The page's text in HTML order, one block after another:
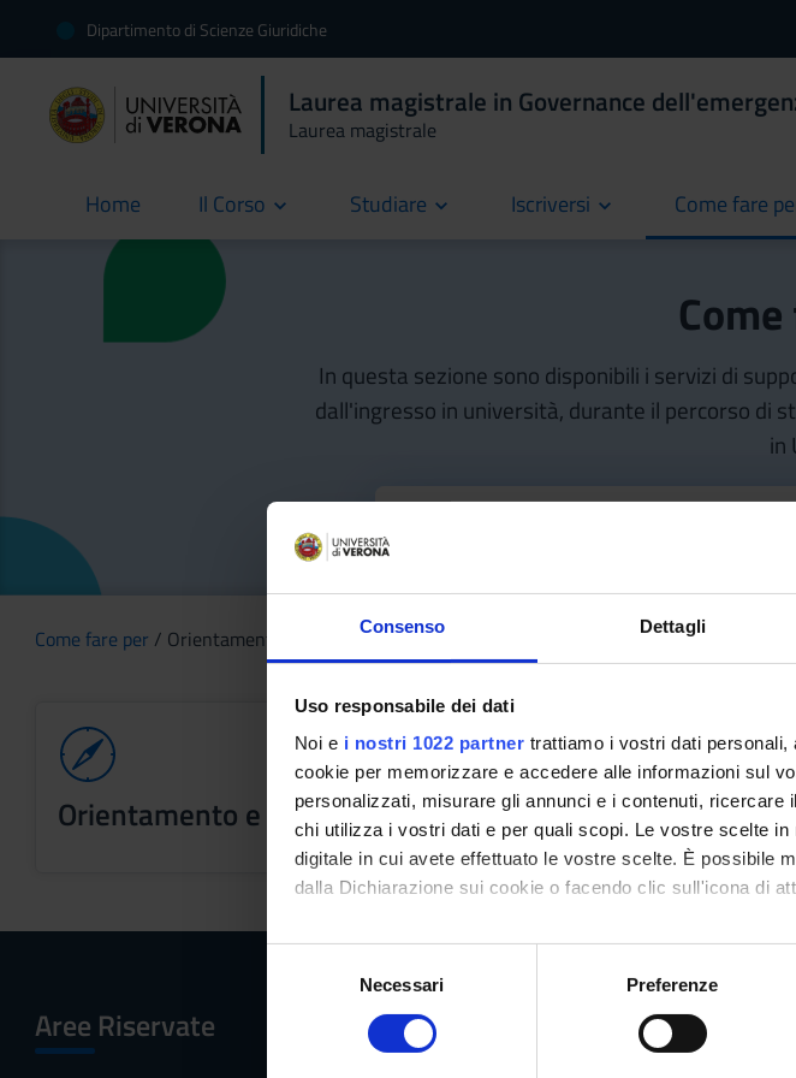
Consenso Dettagli
Uso responsabile dei dati
Noi e i nostri 1022 partner trattiamo i vostri dati
cookie per memorizzare e accedere alle informazioni sul
personalizzati, misurare gli annunci e i contenuti,
chi utilizza i vostri dati e per quali scopi. Le vostre scelte
digitale in cui avete effettuato le vostre scelte. È possibile
dalla Dichiarazione sui cookie o facendo clic sull'icona di
Con il tuo consenso, vorremmo anche:
raccogliere informazioni sulla tua posizione
digitali).
Necessari Preferenze
Dipartimento di Scienze Giuridiche
Laurea magistrale in Governance
Laurea magistrale
Home
current Il Corso Studiare Iscriversi Come fare
current
In questa sezione sono disponibili i servizi di
dall'ingresso in università, durante il percorso di
in
Come fare per / Orientamento e tutorato
Orientamento e Tutorato
Aree Riservate Menu